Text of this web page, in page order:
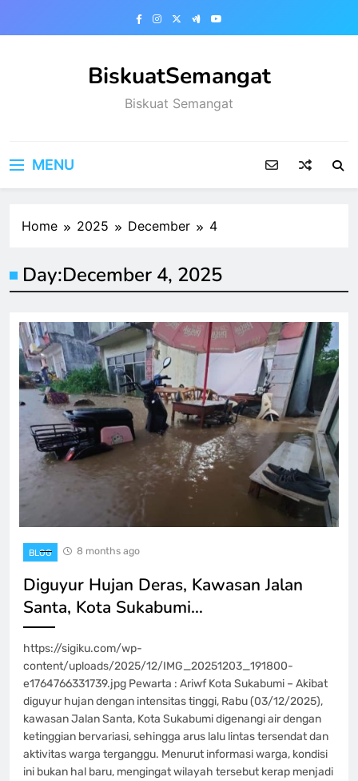
BiskuatSemangat
Biskuat Semangat
MENU
Home 2025 December 4
Day:December 4, 2025
BLOG 8 months ago
Diguyur Hujan Deras, Kawasan Jalan
Santa, Kota Sukabumi…
https://sigiku.com/wp-
content/uploads/2025/12/IMG_20251203_191800-
e1764766331739.jpg Pewarta : Ariwf Kota Sukabumi – Akibat
diguyur hujan dengan intensitas tinggi, Rabu (03/12/2025),
kawasan Jalan Santa, Kota Sukabumi digenangi air dengan
ketinggian bervariasi, sehingga arus lalu lintas tersendat dan
aktivitas warga terganggu. Menurut informasi warga, kondisi
ini bukan hal baru, mengingat wilayah tersebut kerap menjadi